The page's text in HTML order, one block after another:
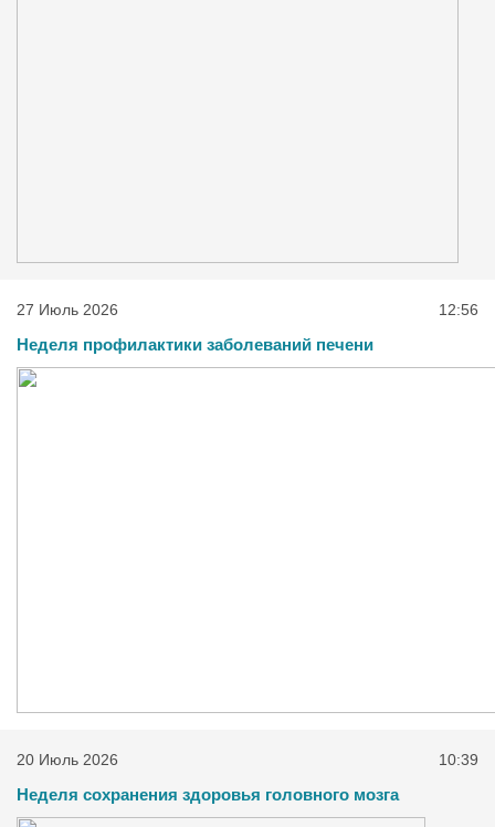
27 Июль 2026 12:56
Неделя профилактики заболеваний печени
20 Июль 2026 10:39
Неделя сохранения здоровья головного мозга